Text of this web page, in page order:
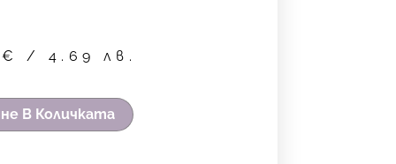
€ / 4.69 лв.
В Количката